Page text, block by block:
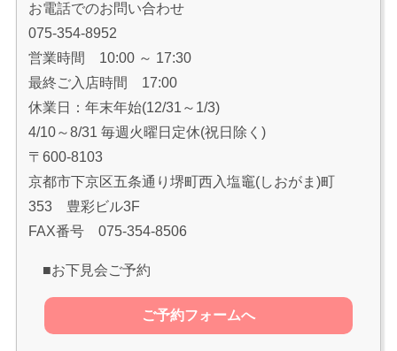
お電話でのお問い合わせ
075-354-8952
営業時間 10:00 ～ 17:30
最終ご入店時間 17:00
休業日：年末年始(12/31～1/3)
4/10～8/31 毎週火曜日定休(祝日除く)
〒600-8103
京都市下京区五条通り堺町西入塩竈(しおがま)町
353 豊彩ビル3F
FAX番号 075-354-8506
■お下見会ご予約
ご予約フォームへ